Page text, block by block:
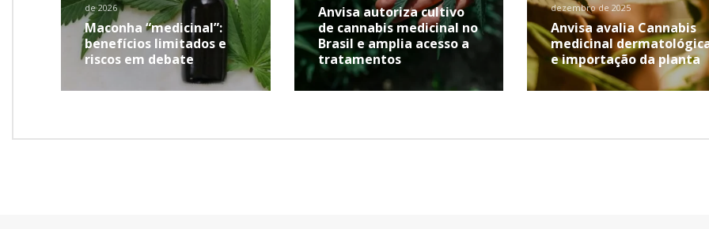
de 2026
Maconha “medicinal”:
benefícios limitados e
riscos em debate
Anvisa autoriza cultivo
de cannabis medicinal no
Brasil e amplia acesso a
tratamentos
dezembro de 2025
Anvisa avalia Cannabis
medicinal
e importação da planta